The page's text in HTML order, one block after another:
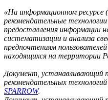
«На информационном
рекомендательные
предоставления информации
систематизации и анализа
предпочтениям
находящихся на территории
Документ, устанавливающий
рекомендательных
SPARROW.